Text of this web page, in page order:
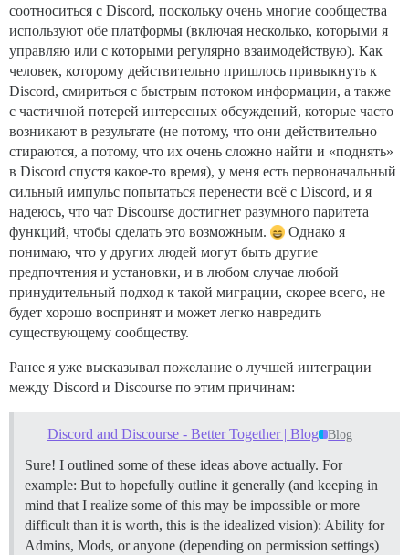
соотноситься с Discord, поскольку очень многие сообщества
используют обе платформы (включая несколько, которыми я
управляю или с которыми регулярно взаимодействую). Как
человек, которому действительно пришлось привыкнуть к
Discord, смириться с быстрым потоком информации, а также
с частичной потерей интересных обсуждений, которые часто
возникают в результате (не потому, что они действительно
стираются, а потому, что их очень сложно найти и «поднять»
в Discord спустя какое-то время), у меня есть первоначальный
сильный импульс попытаться перенести всё с Discord, и я
надеюсь, что чат Discourse достигнет разумного паритета
функций, чтобы сделать это возможным.
Однако я
понимаю, что у других людей могут быть другие
предпочтения и установки, и в любом случае любой
принудительный подход к такой миграции, скорее всего, не
будет хорошо воспринят и может легко навредить
существующему сообществу.
Ранее я уже высказывал пожелание о лучшей интеграции
между Discord и Discourse по этим причинам:
Discord and Discourse - Better Together | Blog Blog
Sure! I outlined some of these ideas above actually. For
example: But to hopefully outline it generally (and keeping in
mind that I realize some of this may be impossible or more
difficult than it is worth, this is the idealized vision): Ability for
Admins, Mods, or anyone (depending on permission settings)